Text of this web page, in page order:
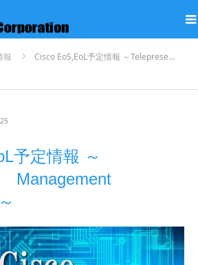
報 Cisco EoS,EoL予定情報 ～Teleprese…
予定情報 ～
Management